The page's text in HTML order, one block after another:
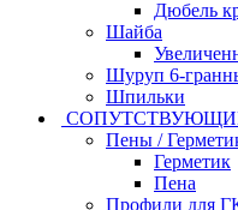
Дюбель
Шайба
Шуруп 6-
Шпильки
Пены /
Герметик
Пена
Профили для